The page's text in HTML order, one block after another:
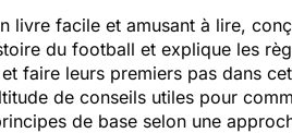
livre facile et amusant à lire,
du football et explique les
faire leurs premiers pas dans
de conseils utiles pour
de base selon une